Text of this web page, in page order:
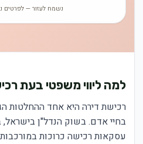
נשמח לעזור — לפרטים
למה ליווי משפטי בעת
רכישת דירה היא אחד ההחלטות
בחיי אדם. בשוק הנדל"ן בישראל,
עסקאות רכישה כרוכות